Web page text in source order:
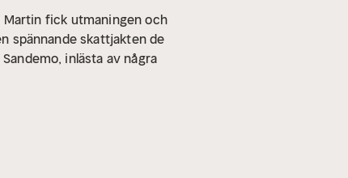
Martin fick utmaningen och
spännande skattjakten de
inlästa av några